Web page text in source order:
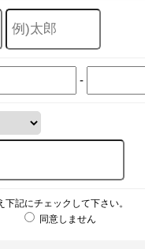
-
記にチェックして下さい。
同意しません